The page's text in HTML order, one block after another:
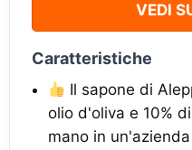
VEDI
Caratteristiche
Il sapone di
olio d'oliva e 10%
mano in